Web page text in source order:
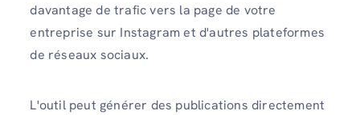
davantage de trafic vers la page de votre
entreprise sur Instagram et d'autres plateformes
de réseaux sociaux.
L'outil peut générer des publications directement